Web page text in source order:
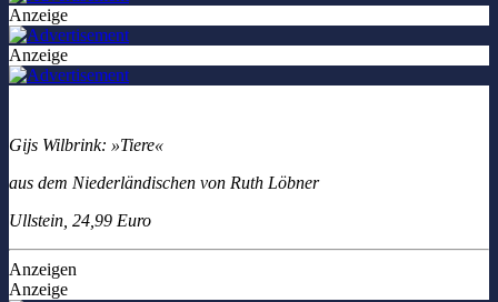
Anzeige
Anzeige
Gijs Wilbrink: »Tiere«
aus dem Niederländischen von Ruth Löbner
Ullstein, 24,99 Euro
Anzeigen
Anzeige